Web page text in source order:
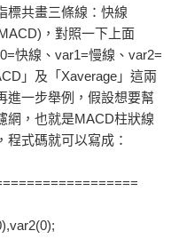
標共畫三條線：快線
，對照一下上面
快線、var1=慢線、var2=
」及「Xaverage」這兩
進一步舉例，假設想要幫
網，也就是MACD柱狀線
式碼就可以寫成：